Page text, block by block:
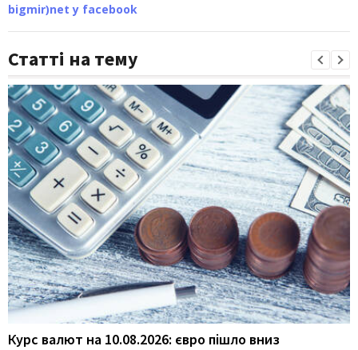
bigmir)net у facebook
Статті на тему
Курс валют на 10.08.2026: євро пішло вниз